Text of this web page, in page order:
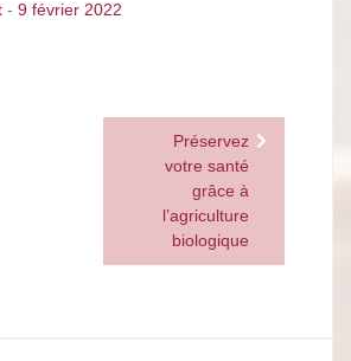
- 9 février 2022
Préservez
votre santé
grâce à
l’agriculture
biologique